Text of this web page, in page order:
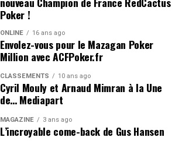
Poker !
ONLINE 16 ans ago
Envolez-vous pour le Mazagan Poker
Million avec ACFPoker.fr
CLASSEMENTS 10 ans ago
Cyril Mouly et Arnaud Mimran à la Une
de… Mediapart
MAGAZINE 3 ans ago
L’incroyable come-back de Gus Hansen